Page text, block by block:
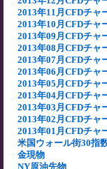
2013年11月CFDチャ
2013年10月CFDチャ
2013年09月CFDチャ
2013年08月CFDチャ
2013年07月CFDチャ
2013年06月CFDチャ
2013年05月CFDチャ
2013年04月CFDチャ
2013年03月CFDチャ
2013年02月CFDチャ
2013年01月CFDチャ
米国ウォール街30指
金現物
NY原油先物